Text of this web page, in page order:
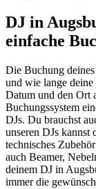
DJ in
einfache
Die Buchung
und wie lange
Datum und den Ort
Buchungssystem
DJs. Du brauchst
unseren DJs kannst
technisches
auch Beamer,
deinem DJ in
immer die